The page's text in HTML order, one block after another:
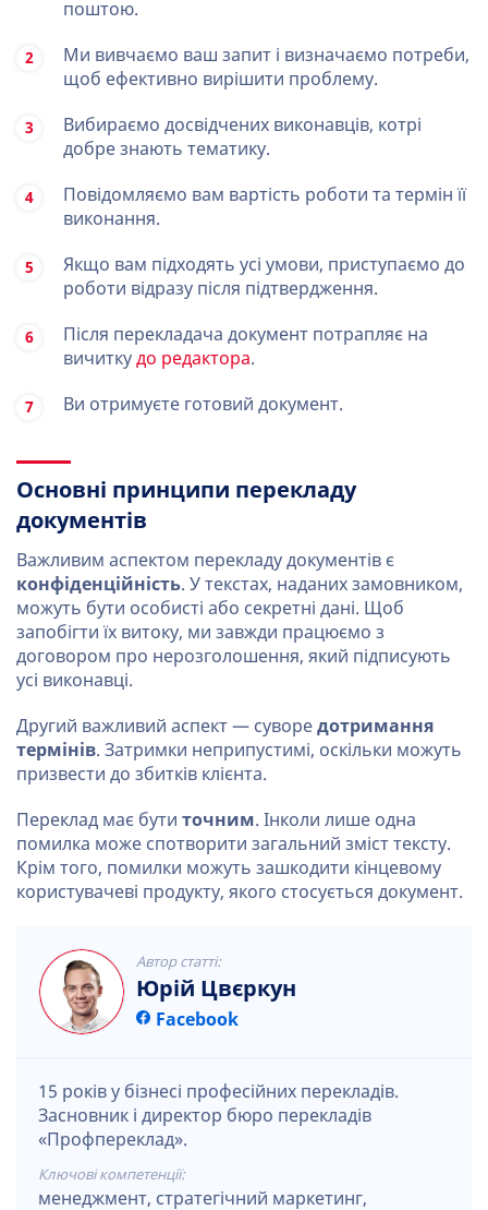
поштою.
Ми вивчаємо ваш запит і визначаємо потреби,
щоб ефективно вирішити проблему.
Вибираємо досвідчених виконавців, котрі
добре знають тематику.
Повідомляємо вам вартість роботи та термін її
виконання.
Якщо вам підходять усі умови, приступаємо до
роботи відразу після підтвердження.
Після перекладача документ потрапляє на
вичитку до редактора.
Ви отримуєте готовий документ.
Основні принципи перекладу
документів
Важливим аспектом перекладу документів є
конфіденційність. У текстах, наданих замовником,
можуть бути особисті або секретні дані. Щоб
запобігти їх витоку, ми завжди працюємо з
договором про нерозголошення, який підписують
усі виконавці.
Другий важливий аспект — суворе дотримання
термінів. Затримки неприпустимі, оскільки можуть
призвести до збитків клієнта.
Переклад має бути точним. Інколи лише одна
помилка може спотворити загальний зміст тексту.
Крім того, помилки можуть зашкодити кінцевому
користувачеві продукту, якого стосується документ.
Автор статті:
Юрій Цвєркун
Facebook
15 років у бізнесі професійних перекладів.
Засновник і директор бюро перекладів
«Профпереклад».
Ключові компетенції:
менеджмент, стратегічний маркетинг,